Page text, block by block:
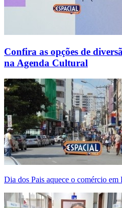
Confira as opções de
na Agenda Cultural
Dia dos Pais aquece o comércio em